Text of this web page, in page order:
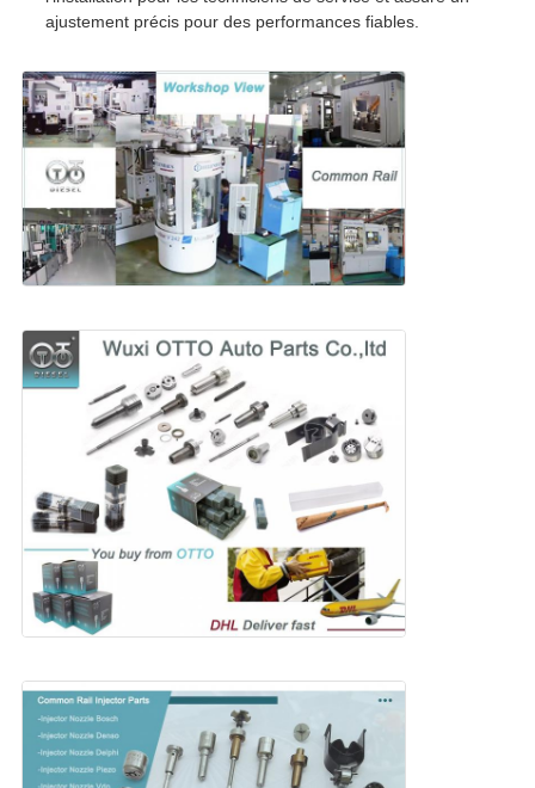
ajustement précis pour des performances fiables.